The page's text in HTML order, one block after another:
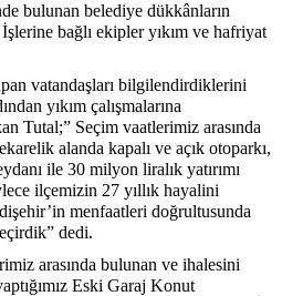
bulunan belediye dükkânların
İşlerine bağlı ekipler yıkım ve hafriyat
vatandaşları bilgilendirdiklerini
yıkım çalışmalarına
Tutal;” Seçim vaatlerimiz arasında
alanda kapalı ve açık otoparkı,
ile 30 milyon liralık yatırımı
ilçemizin 27 yıllık hayalini
menfaatleri doğrultusunda
dedi.
arasında bulunan ve ihalesini
Eski Garaj Konut